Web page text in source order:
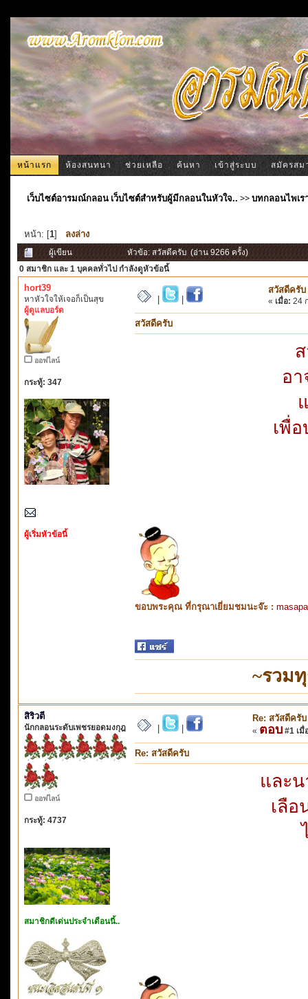
หน้าแรก ห้องสนทนา ช่วยเหลือ ค้นหา เข้าสู่ระบบ สมัครสม
เว็บไซต์อารมณ์กลอน เว็บไซต์สำหรับผู้มีกลอนในหัวใจ.. >>บทกลอนไพเร
หน้า: [1] ลงล่าง
ผู้เขียน
หัวข้อ: สวัสดีครับ (อ่าน 9266 ครั้ง)
0 สมาชิก และ 1 บุคคลทั่วไป กำลังดูหัวข้อนี้
hort39
หาหัวใจให้เจอก็เป็นสุข
ผู้ดูแลบอร์ด
ออฟไลน์
กระทู้: 347
ผู้เริ่มหัวข้อนี้
สวัสดีครับ
« เมื่อ: 24
สวัสดีครับ
อ
เพื่
ขอบพระคุณ ที่กรุณาเยี่ยมชมนะจ๊ะ :
~รวม
สิริวตี
นักกลอนระดับเพชรยอดมงกุฎ
ออฟไลน์
กระทู้: 4737
สมาชิกดีเด่นประจำเดือนนี้..
Re: สวัสดีครับ
« ตอบ #1 เมื่
Re: สวัสดีครับ
และ
เลื